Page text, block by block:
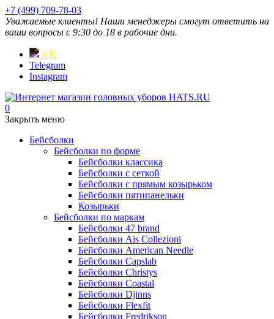
+7 (499) 709-78-03
Уважаемые клиенты! Наши менеджеры смогут ответить на
ваши вопросы с 9:30 до 18 в рабочие дни.
VK
Telegram
Instagram
0
Закрыть меню
Бейсболки
Бейсболки по форме
Бейсболки классика
Бейсболки с сеткой
Бейсболки с прямым козырьком
Бейсболки пятипанельки
Козырьки
Бейсболки по маркам
Бейсболки 47 brand
Бейсболки Ais Collezioni
Бейсболки American Needle
Бейсболки Capslab
Бейсболки Christys
Бейсболки Coastal
Бейсболки Djinns
Бейсболки Flexfit
Бейсболки Fredrikson